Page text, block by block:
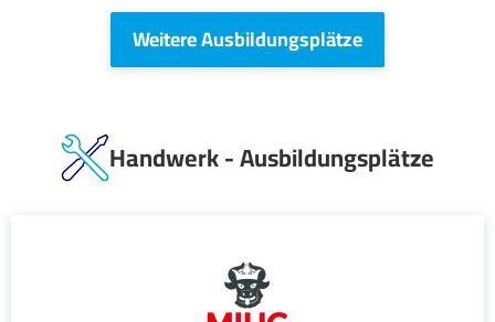
Weitere Ausbildungsplätze
Handwerk - Ausbildungsplätze